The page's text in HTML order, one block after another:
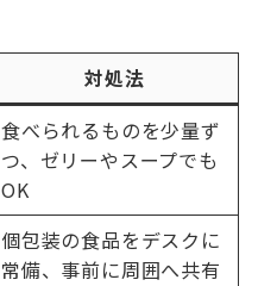
対処法
食べられるものを少量ず
つ、ゼリーやスープでも
OK
個包装の食品をデスクに
常備、事前に周囲へ共有